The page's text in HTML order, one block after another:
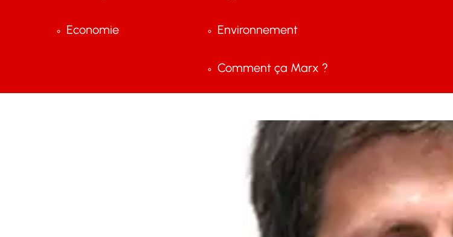
Economie Environnement
Comment ça Marx ?